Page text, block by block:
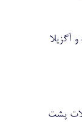
و آگزیلا
پشت